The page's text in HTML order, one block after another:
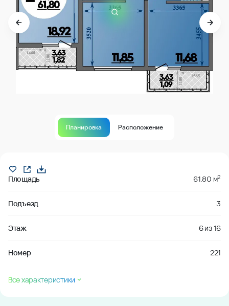
Планировка Расположение
Площадь 61.80 м2
Подъезд 3
Этаж 6из16
Номер 221
Все характеристики